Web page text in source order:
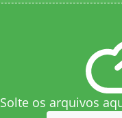
Solte os arquivos